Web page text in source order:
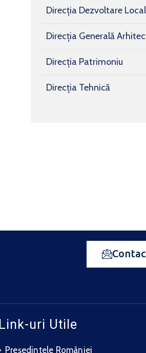
Direcția Dezvoltare
Direcția Generală
Direcția Patrimoniu
Direcția Tehnică
Link-uri Utile
Președintele României